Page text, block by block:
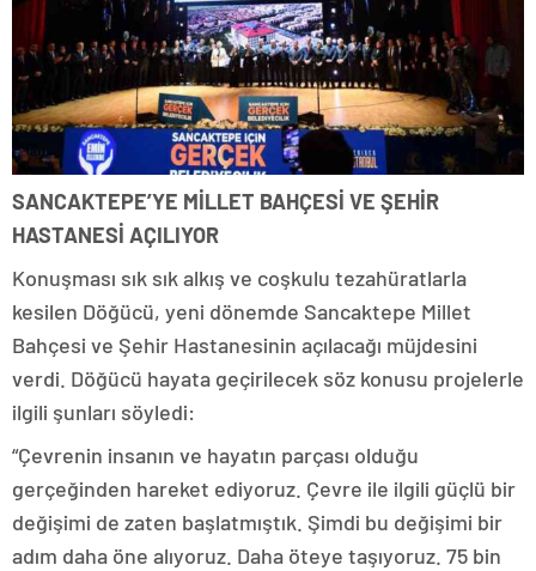
SANCAKTEPE’YE MİLLET BAHÇESİ VE ŞEHİR
HASTANESİ AÇILIYOR
Konuşması sık sık alkış ve coşkulu tezahüratlarla
kesilen Döğücü, yeni dönemde Sancaktepe Millet
Bahçesi ve Şehir Hastanesinin açılacağı müjdesini
verdi. Döğücü hayata geçirilecek söz konusu projelerle
ilgili şunları söyledi:
“Çevrenin insanın ve hayatın parçası olduğu
gerçeğinden hareket ediyoruz. Çevre ile ilgili güçlü bir
değişimi de zaten başlatmıştık. Şimdi bu değişimi bir
adım daha öne alıyoruz. Daha öteye taşıyoruz. 75 bin